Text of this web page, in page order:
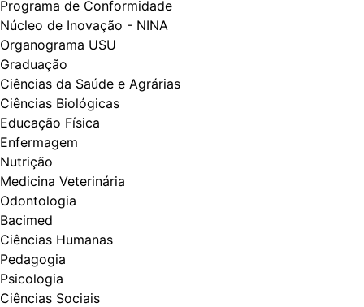
Programa de Conformidade
Núcleo de Inovação - NINA
Organograma USU
Graduação
Ciências da Saúde e Agrárias
Ciências Biológicas
Educação Física
Enfermagem
Nutrição
Medicina Veterinária
Odontologia
Bacimed
Ciências Humanas
Pedagogia
Psicologia
Ciências Sociais